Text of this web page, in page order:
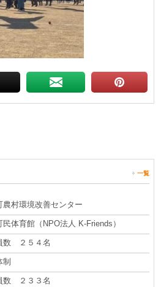
一覧
村環境改善センター
体育館（NPO法人 K-Friends）
数 ２５４名
制
数 ２３３名